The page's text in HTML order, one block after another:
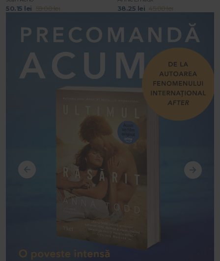
50.15 lei 59.00 lei 38.25 lei 45.00 lei